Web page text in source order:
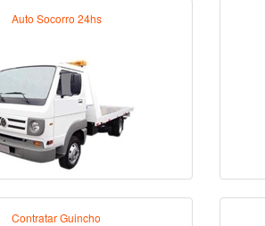
Auto Socorro 24hs
Contratar Guincho